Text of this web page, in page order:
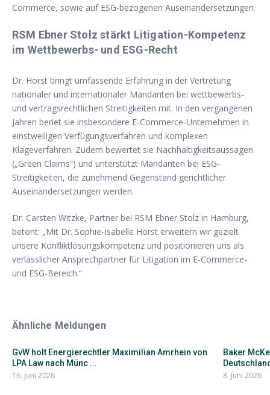
Commerce, sowie auf ESG-bezogenen Auseinandersetzungen.
RSM Ebner Stolz stärkt Litigation-Kompetenz
im Wettbewerbs- und ESG-Recht
Dr. Horst bringt umfassende Erfahrung in der Vertretung
nationaler und internationaler Mandanten bei wettbewerbs-
und vertragsrechtlichen Streitigkeiten mit. In den vergangenen
Jahren beriet sie insbesondere E-Commerce-Unternehmen in
einstweiligen Verfügungsverfahren und komplexen
Klageverfahren. Zudem bewertet sie Nachhaltigkeitsaussagen
(„Green Claims“) und unterstützt Mandanten bei ESG-
Streitigkeiten, die zunehmend Gegenstand gerichtlicher
Auseinandersetzungen werden.
Dr. Carsten Witzke, Partner bei RSM Ebner Stolz in Hamburg,
betont: „Mit Dr. Sophie-Isabelle Horst erweitern wir gezielt
unsere Konfliktlösungskompetenz und positionieren uns als
verlässlicher Ansprechpartner für Litigation im E-Commerce-
und ESG-Bereich.“
Ähnliche Meldungen
GvW holt Energierechtler Maximilian Amrhein von
LPA Law nach Münc ...
16. Juni 2026
Baker
8. Juni 2026